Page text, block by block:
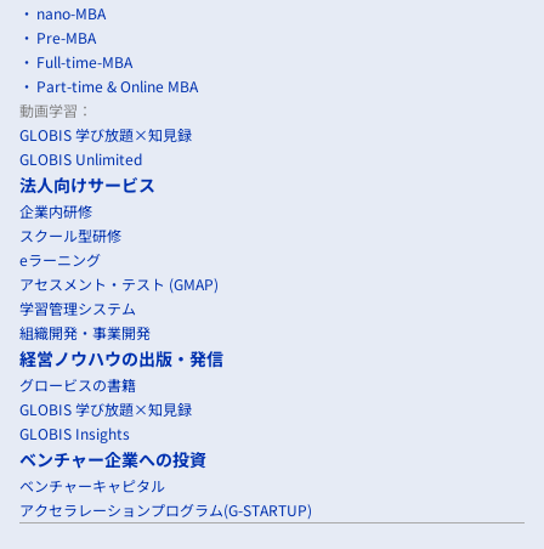
nano-MBA
Pre-MBA
Full-time-MBA
Part-time & Online MBA
動画学習：
GLOBIS 学び放題×知見録
GLOBIS Unlimited
法人向けサービス
企業内研修
スクール型研修
eラーニング
アセスメント・テスト (GMAP)
学習管理システム
組織開発・事業開発
経営ノウハウの出版・発信
グロービスの書籍
GLOBIS 学び放題×知見録
GLOBIS Insights
ベンチャー企業への投資
ベンチャーキャピタル
アクセラレーションプログラム(G-STARTUP)